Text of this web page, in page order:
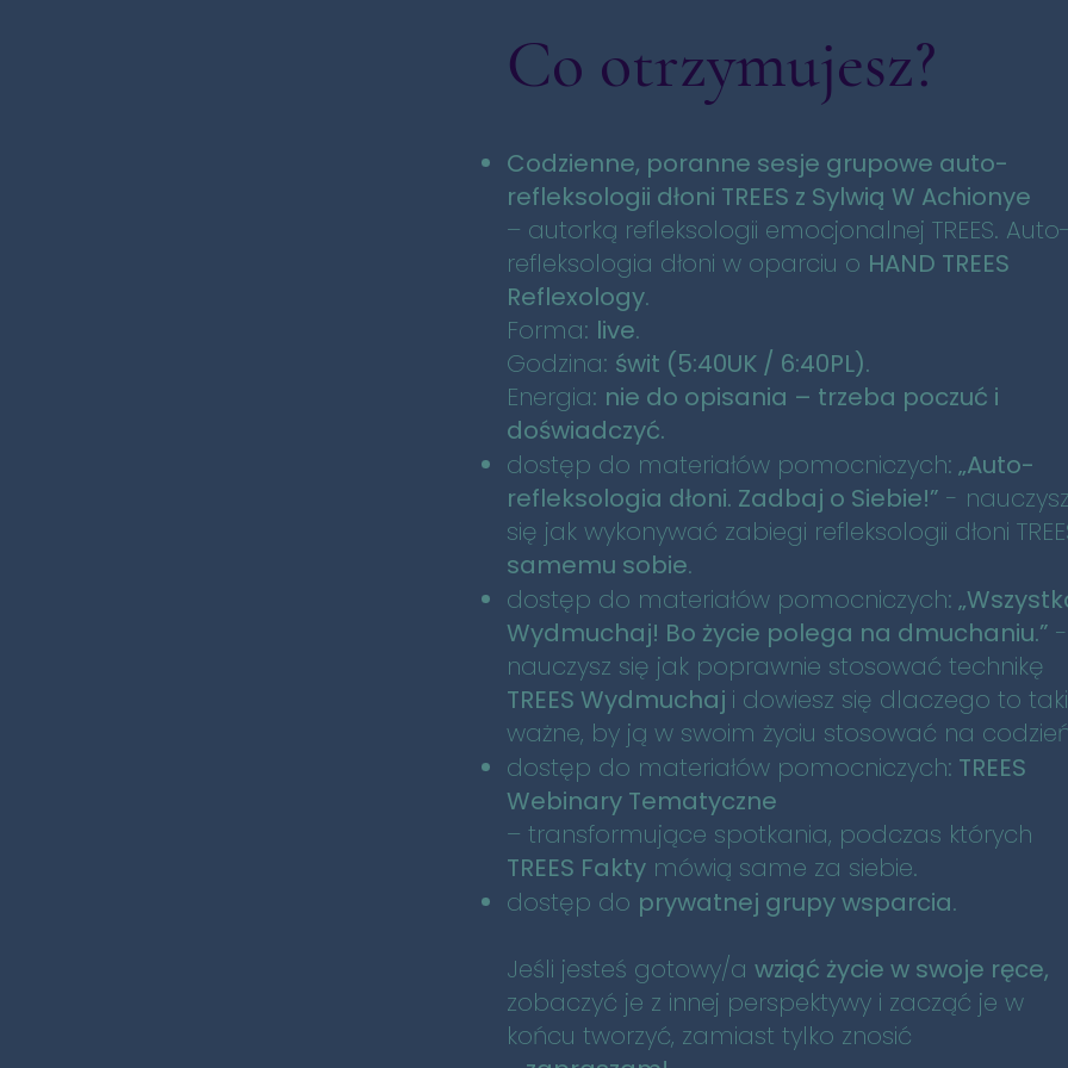
Co otrzymujesz?
Codzienne, poranne sesje grupowe auto-
refleksologii dłoni TREES z Sylwią W Achionye
– autorką refleksologii emocjonalnej TREES. Auto-
refleksologia dłoni w oparciu o HAND TREES
Reflexology.
Forma: live.
Godzina: świt (5:40UK / 6:40PL).
Energia: nie do opisania – trzeba poczuć i
doświadczyć.
dostęp do materiałów pomocniczych: „Auto-
refleksologia dłoni. Zadbaj o Siebie!” - nauczysz
się jak wykonywać zabiegi refleksologii dłoni
samemu sobie.
dostęp do materiałów pomocniczych:
Wydmuchaj! Bo życie polega na dmuchaniu.” -
nauczysz się jak poprawnie stosować technikę
TREES Wydmuchaj i dowiesz się dlaczego to
ważne, by ją w swoim życiu stosować na
dostęp do materiałów pomocniczych: TREES
Webinary Tematyczne
– transformujące spotkania, podczas których
TREES Fakty mówią same za siebie.
dostęp do prywatnej grupy wsparcia.
Jeśli jesteś gotowy/a wziąć życie w swoje ręce,
zobaczyć je z innej perspektywy i zacząć je w
końcu tworzyć, zamiast tylko znosić